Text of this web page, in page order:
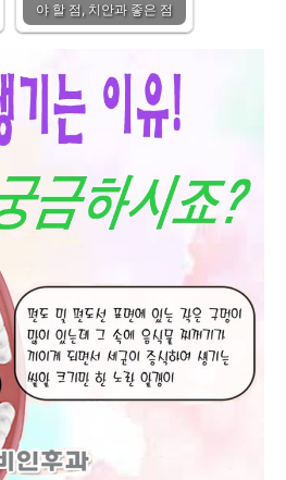
야 할 점, 치안과 좋은 점